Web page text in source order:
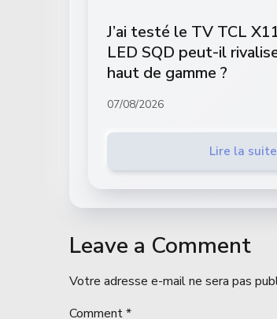
J’ai testé le TV TCL
LED SQD peut-il
haut de gamme ?
07/08/2026
Lire la suite
Leave a Comment
Votre adresse e-mail ne sera pas
Comment*